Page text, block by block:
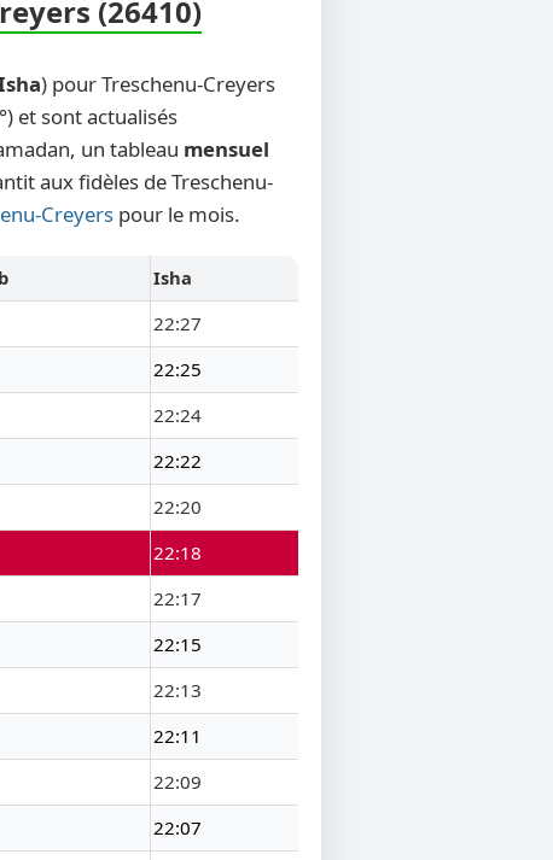
(26410)
) pour Treschenu-Creyers
et sont actualisés
un tableau mensuel
aux fidèles de Treschenu-
Creyers pour le mois.
Isha
22:27
22:25
22:24
22:22
22:20
22:18
22:17
22:15
22:13
22:11
22:09
22:07